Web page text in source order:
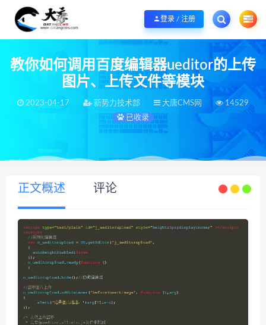
欢迎您光临大唐CMS网，本站秉承服务宗旨 履行“站长”责任，销售只是起点 服
登录 / 注册
教你如何调用百度编辑器ueditor的上传
图片、上传文件等模块
2023-04-17 新势力技术部 大唐CMS网
14529
已收录
当前位置：大唐CMS网 WordPress >2023-04-17
正文概述 评论